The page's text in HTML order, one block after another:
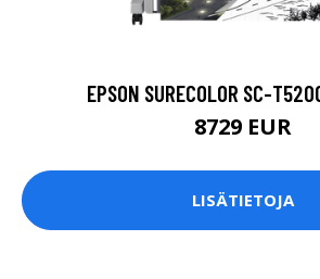
EPSON SURECOLOR SC-
8729 EUR
LISÄTIETOJA